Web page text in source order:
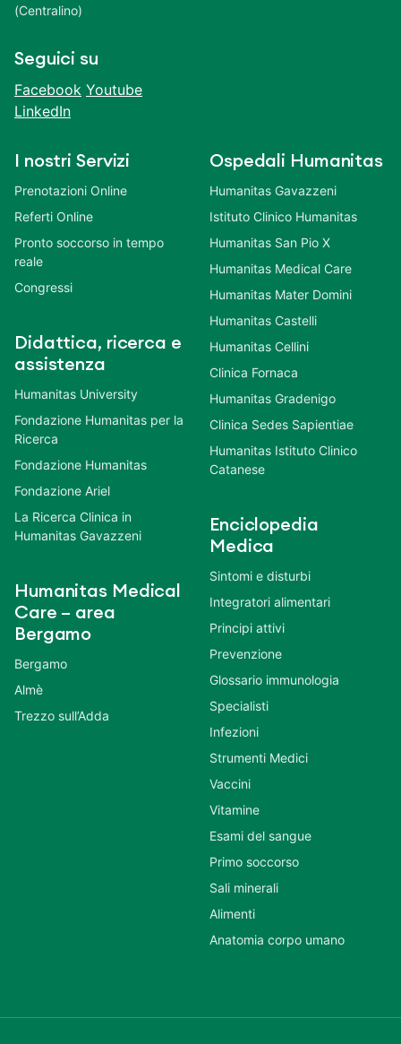
(Centralino)
Seguici su
Facebook Youtube
LinkedIn
I nostri Servizi
Prenotazioni Online
Referti Online
Pronto soccorso in tempo
reale
Congressi
Didattica, ricerca e
assistenza
Humanitas University
Fondazione Humanitas per la
Ricerca
Fondazione Humanitas
Fondazione Ariel
La Ricerca Clinica in
Humanitas Gavazzeni
Humanitas Medical
Care – area
Bergamo
Bergamo
Almè
Trezzo sull’Adda
Ospedali Humanitas
Humanitas Gavazzeni
Istituto Clinico Humanitas
Humanitas San Pio X
Humanitas Medical Care
Humanitas Mater Domini
Humanitas Castelli
Humanitas Cellini
Clinica Fornaca
Humanitas Gradenigo
Clinica Sedes Sapientiae
Humanitas Istituto Clinico
Catanese
Enciclopedia
Medica
Sintomi e disturbi
Integratori alimentari
Principi attivi
Prevenzione
Glossario immunologia
Specialisti
Infezioni
Strumenti Medici
Vaccini
Vitamine
Esami del sangue
Primo soccorso
Sali minerali
Alimenti
Anatomia corpo umano